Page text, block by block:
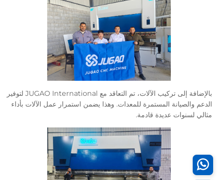
بالإضافة إلى تركيب الآلات، تم التعاقد مع JUGAO International لتوفير
الدعم والصيانة المستمرة للمعدات. وهذا يضمن استمرار عمل الآلات بأداء
مثالي لسنوات عديدة قادمة.